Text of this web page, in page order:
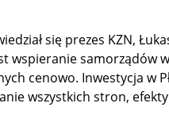
się prezes KZN,
wspieranie samorządów
cenowo. Inwestycja w
wszystkich stron,